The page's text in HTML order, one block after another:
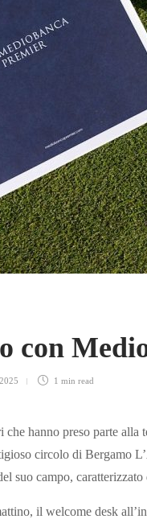
con
1 min read
hanno preso parte alla
circolo di Bergamo
suo campo,
il welcome desk